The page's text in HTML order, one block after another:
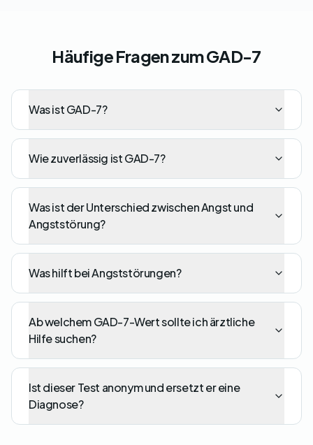
Häufige Fragen zum GAD-7
Was ist GAD-7?
Wie zuverlässig ist GAD-7?
Was ist der Unterschied zwischen Angst und
Angststörung?
Was hilft bei Angststörungen?
Ab welchem GAD-7-Wert sollte ich ärztliche
Hilfe suchen?
Ist dieser Test anonym und ersetzt er eine
Diagnose?